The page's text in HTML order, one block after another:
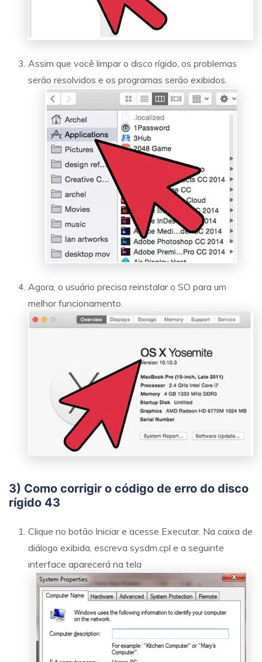
Assim que você limpar o disco rígido, os problemas
serão resolvidos e os programas serão exibidos.
Agora, o usuário precisa reinstalar o SO para um
melhor funcionamento.
3) Como corrigir o código de erro do disco
rígido 43
Clique no botão Iniciar e acesse Executar. Na caixa de
diálogo exibida, escreva sysdm.cpl e a seguinte
interface aparecerá na tela